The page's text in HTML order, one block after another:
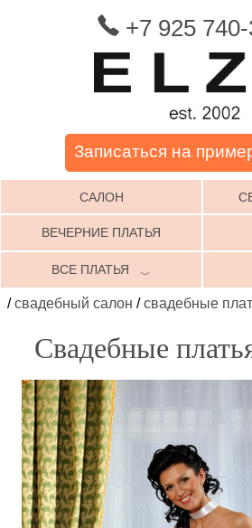
+7 925
Записаться на
САЛОН
ВЕЧЕРНИЕ ПЛАТЬЯ
ВСЕ ПЛАТЬЯ ﹀
/свадебный салон /свадебные
Свадебные